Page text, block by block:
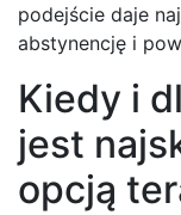
podejście daje
abstynencję i
Kiedy i
jest
opcją